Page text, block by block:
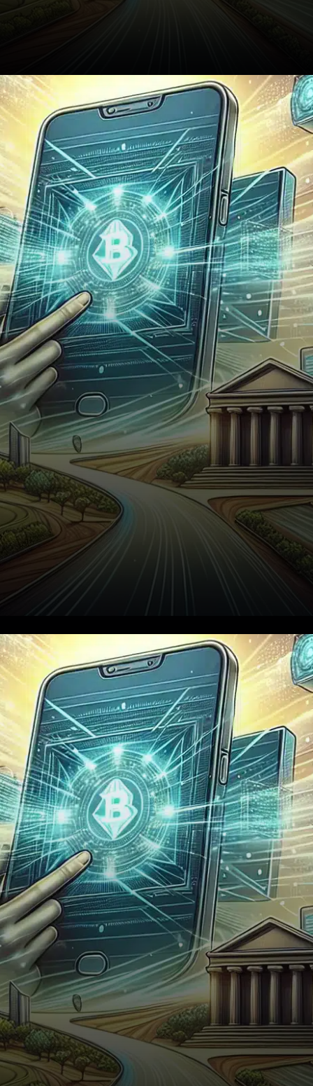
En novembre 2025, le marché
des portefeuilles crypto
connaît une évolution majeure
avec la fin imminente de la
prévente du…